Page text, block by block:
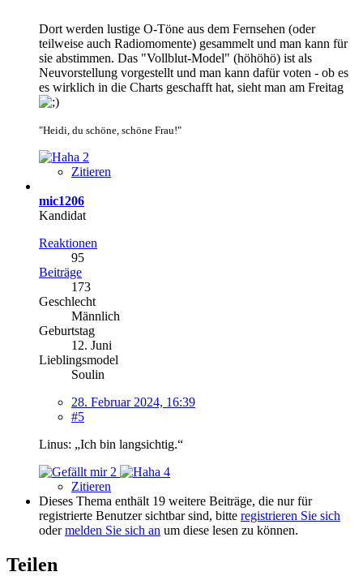
Dort werden lustige O-Töne aus dem Fernsehen (oder
teilweise auch Radiomomente) gesammelt und man kann für
sie abstimmen. Das "Vollblut-Model" (höhöhö) ist als
Neuvorstellung vorgestellt und man kann dafür voten - ob es
es wirklich in die Charts geschafft hat, sieht man am Freitag
"Heidi, du schöne, schöne Frau!"
2
Zitieren
mic1206
Kandidat
Reaktionen
95
Beiträge
173
Geschlecht
Männlich
Geburtstag
12. Juni
Lieblingsmodel
Soulin
28. Februar 2024, 16:39
#5
Linus: „Ich bin langsichtig.“
2
4
Zitieren
Dieses Thema enthält 19 weitere Beiträge, die nur für
registrierte Benutzer sichtbar sind, bitte registrieren Sie sich
odermelden Sie sich an um diese lesen zu können.
Teilen